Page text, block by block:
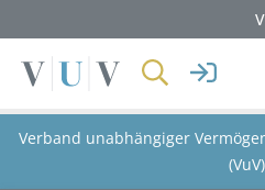
Verband unabhängiger
(VuV)